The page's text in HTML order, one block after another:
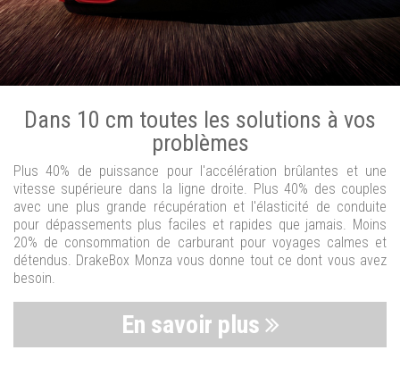
Dans 10 cm toutes les solutions à vos
problèmes
Plus 40% de puissance pour l'accélération brûlantes et une
vitesse supérieure dans la ligne droite. Plus 40% des couples
avec une plus grande récupération et l'élasticité de conduite
pour dépassements plus faciles et rapides que jamais. Moins
20% de consommation de carburant pour voyages calmes et
détendus. DrakeBox Monza vous donne tout ce dont vous avez
besoin.
En savoir plus